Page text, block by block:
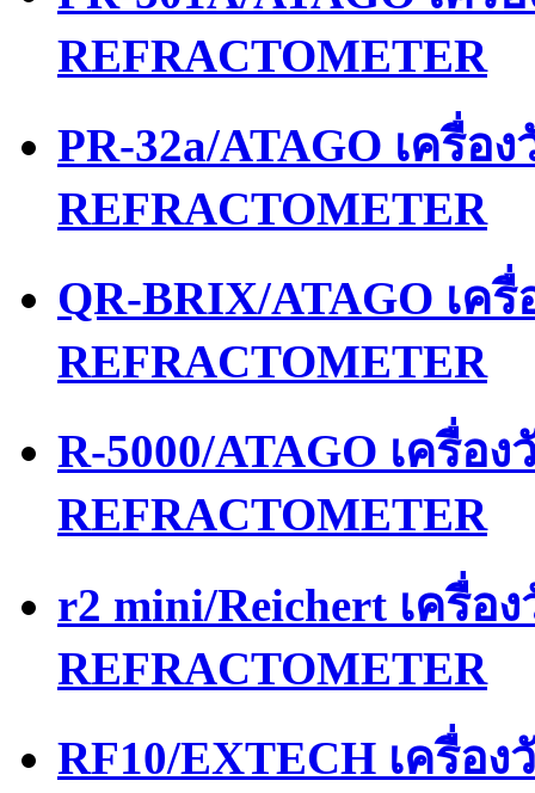
REFRACTOMETER
PR-32a/ATAGO เครื่อ
REFRACTOMETER
QR-BRIX/ATAGO เค
REFRACTOMETER
R-5000/ATAGO เครื่อ
REFRACTOMETER
r2 mini/Reichert เครื่
REFRACTOMETER
RF10/EXTECH เครื่อ